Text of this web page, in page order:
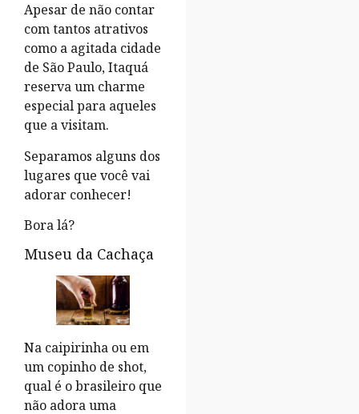
Apesar de não contar
com tantos atrativos
como a agitada cidade
de São Paulo, Itaquá
reserva um charme
especial para aqueles
que a visitam.
Separamos alguns dos
lugares que você vai
adorar conhecer!
Bora lá?
Museu da Cachaça
Na caipirinha ou em
um copinho de shot,
qual é o brasileiro que
não adora uma